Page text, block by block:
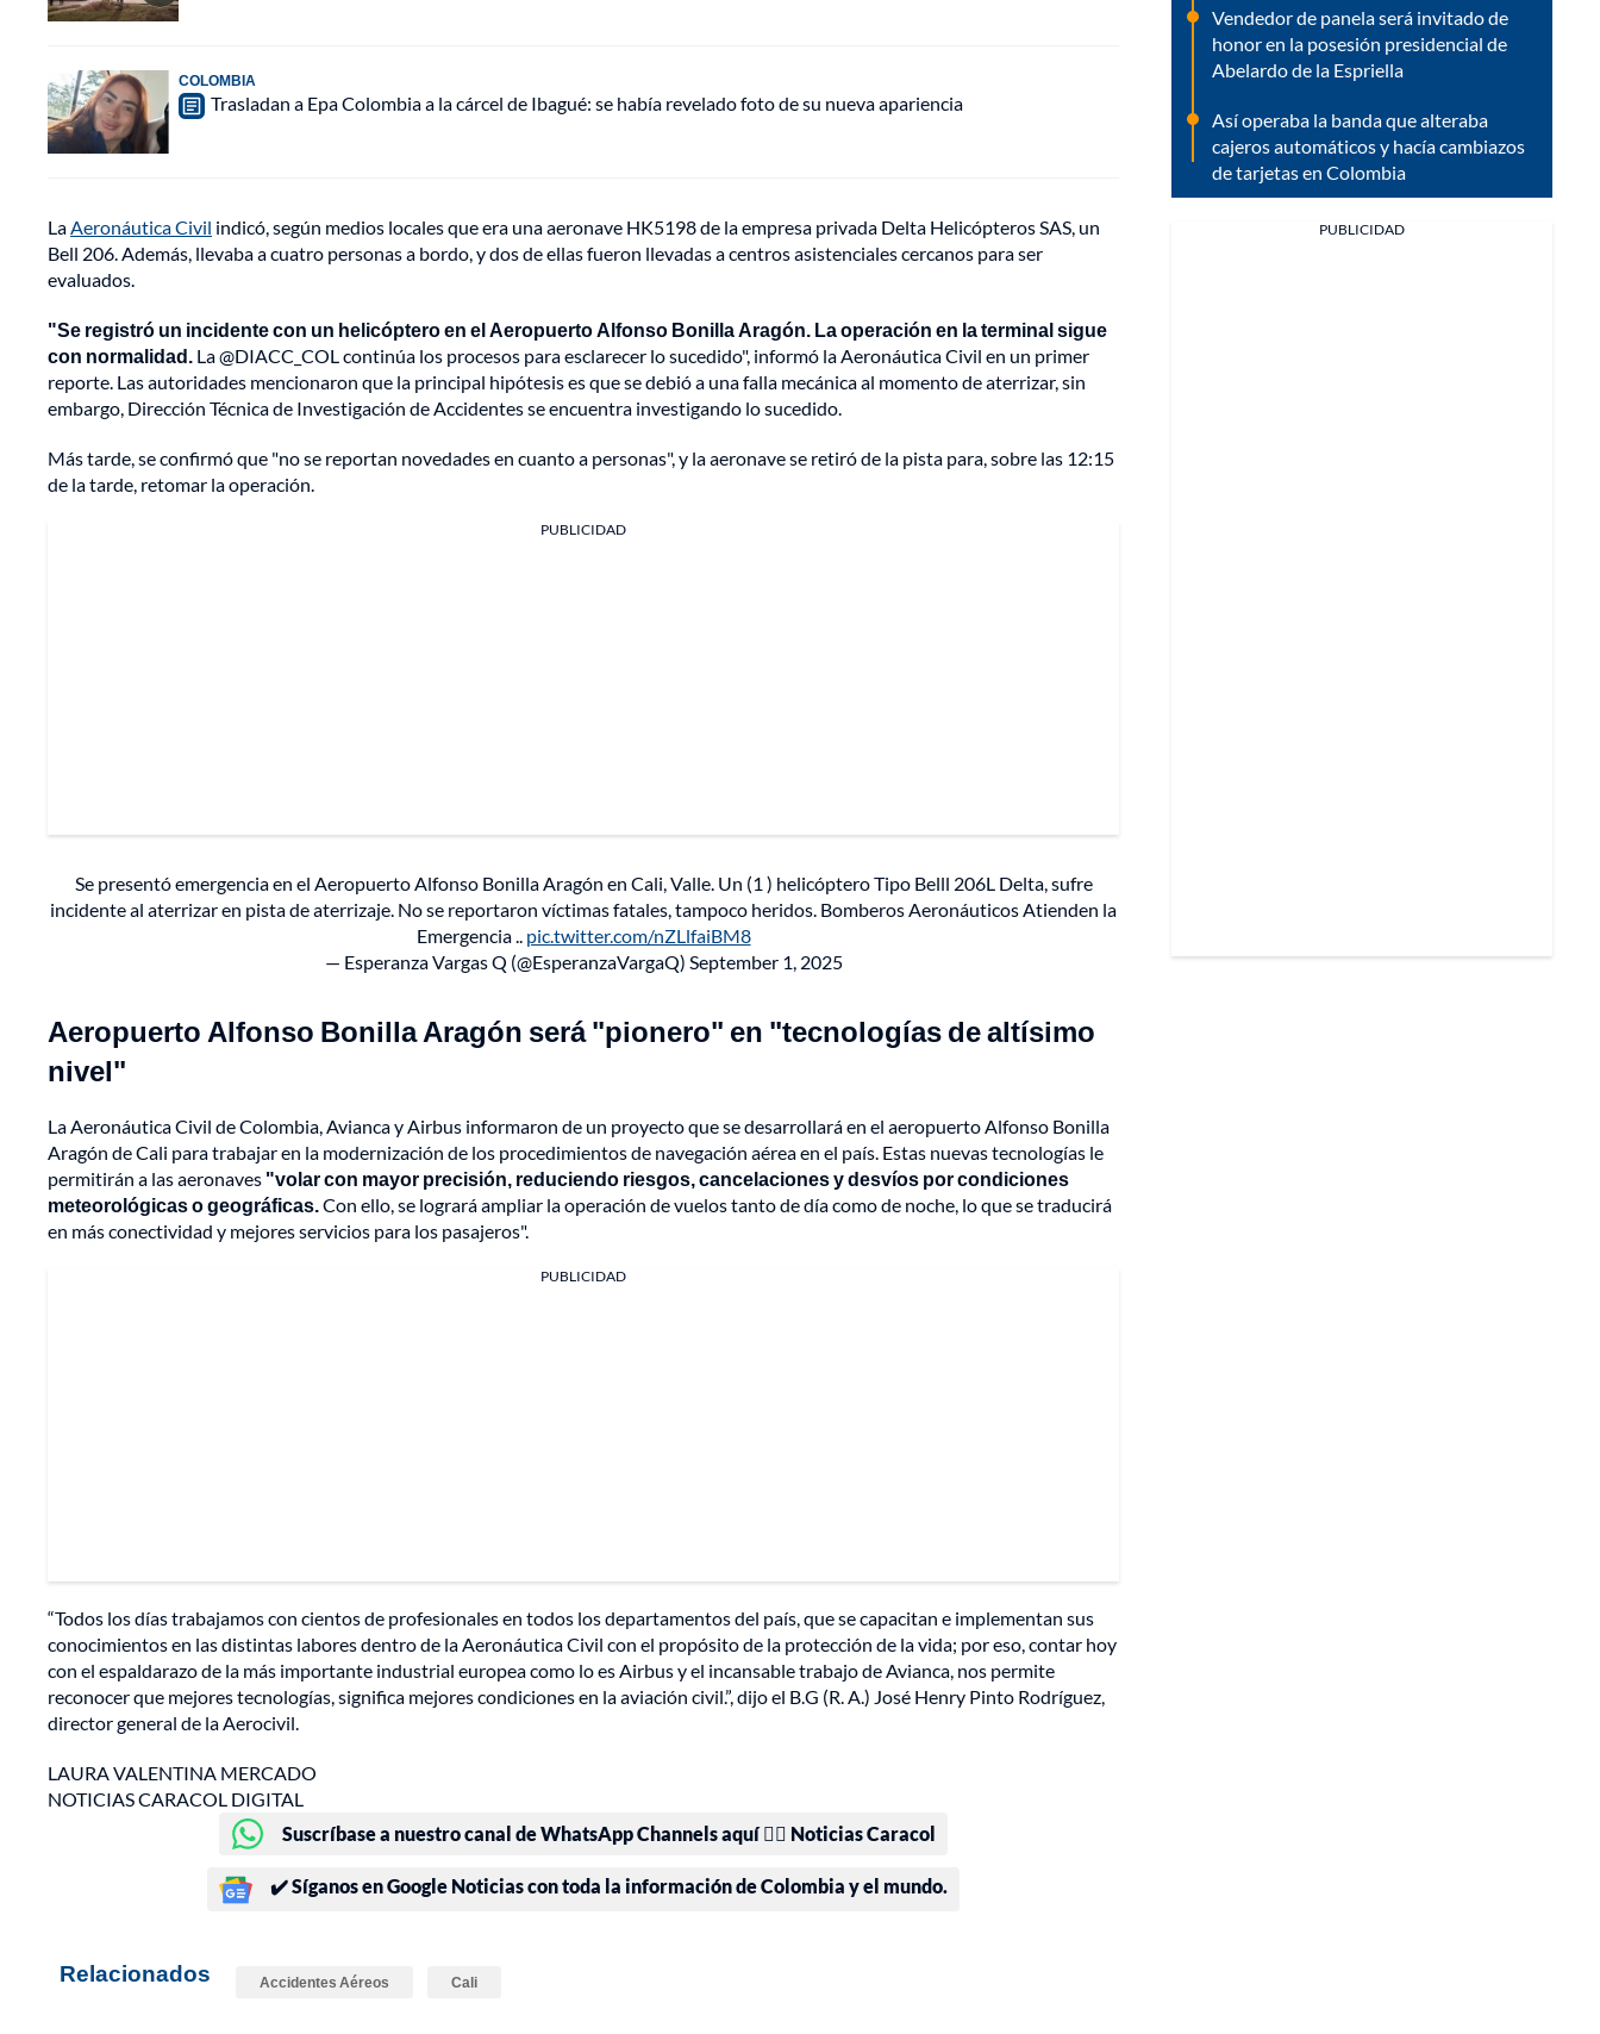
COLOMBIA
Trasladan a Epa Colombia a la cárcel de Ibagué: se había revelado foto de su nueva apariencia
LaAeronáutica Civil indicó, según medios locales que era una aeronave HK5198 de la empresa privada Delta Helicópteros SAS, un
Bell 206. Además, llevaba a cuatro personas a bordo, y dos de ellas fueron llevadas a centros asistenciales cercanos para ser
evaluados.
"Se registró un incidente con un helicóptero en el Aeropuerto Alfonso Bonilla Aragón. La operación en la terminal sigue
con normalidad. La @DIACC_COL continúa los procesos para esclarecer lo sucedido", informó la Aeronáutica Civil en un primer
reporte. Las autoridades mencionaron que la principal hipótesis es que se debió a una falla mecánica al momento de aterrizar, sin
embargo, Dirección Técnica de Investigación de Accidentes se encuentra investigando lo sucedido.
Más tarde, se confirmó que "no se reportan novedades en cuanto a personas", y la aeronave se retiró de la pista para, sobre las 12:15
de la tarde, retomar la operación.
PUBLICIDAD
Se presentó emergencia en el Aeropuerto Alfonso Bonilla Aragón en Cali, Valle. Un (1 ) helicóptero Tipo Belll 206L Delta, sufre
incidente al aterrizar en pista de aterrizaje. No se reportaron víctimas fatales, tampoco heridos. Bomberos Aeronáuticos Atienden la
Emergencia .. pic.twitter.com/nZLlfaiBM8
— Esperanza Vargas Q (@EsperanzaVargaQ) September 1, 2025
Aeropuerto Alfonso Bonilla Aragón será "pionero" en "tecnologías de altísimo
nivel"
La Aeronáutica Civil de Colombia, Avianca y Airbus informaron de un proyecto que se desarrollará en el aeropuerto Alfonso Bonilla
Aragón de Cali para trabajar en la modernización de los procedimientos de navegación aérea en el país. Estas nuevas tecnologías le
permitirán a las aeronaves "volar con mayor precisión, reduciendo riesgos, cancelaciones y desvíos por condiciones
meteorológicas o geográficas.Con ello, se logrará ampliar la operación de vuelos tanto de día como de noche, lo que se traducirá
en más conectividad y mejores servicios para los pasajeros".
PUBLICIDAD
“Todos los días trabajamos con cientos de profesionales en todos los departamentos del país, que se capacitan e implementan sus
conocimientos en las distintas labores dentro de la Aeronáutica Civil con el propósito de la protección de la vida; por eso, contar hoy
con el espaldarazo de la más importante industrial europea como lo es Airbus y el incansable trabajo de Avianca, nos permite
reconocer que mejores tecnologías, significa mejores condiciones en la aviación civil.”, dijo el B.G (R. A.) José Henry Pinto Rodríguez,
director general de la Aerocivil.
LAURA VALENTINA MERCADO
NOTICIAS CARACOL DIGITAL
Suscríbase a nuestro canal de WhatsApp Channels aquí 👉🏻 Noticias Caracol
✔️ Síganos en Google Noticias con toda la información de Colombia y el mundo.
Relacionados Accidentes Aéreos Cali
Vendedor de panela será invitado de
honor en la posesión presidencial de
Abelardo de la Espriella
Así operaba la banda que alteraba
cajeros automáticos y hacía cambiazos
de tarjetas en Colombia
PUBLICIDAD